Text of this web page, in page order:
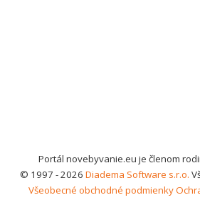
Portál novebyvanie.eu je členom
© 1997 - 2026 Diadema Software s.r.o.
Všeobecné obchodné podmienky